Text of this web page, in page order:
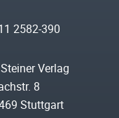
2582-390
Verlag
8
Stuttgart